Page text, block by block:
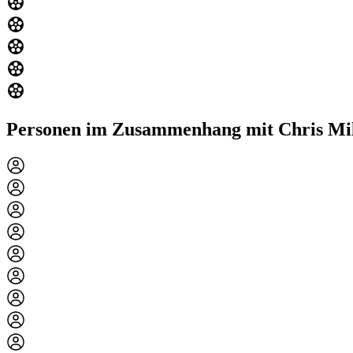
Personen im Zusammenhang mit Chris